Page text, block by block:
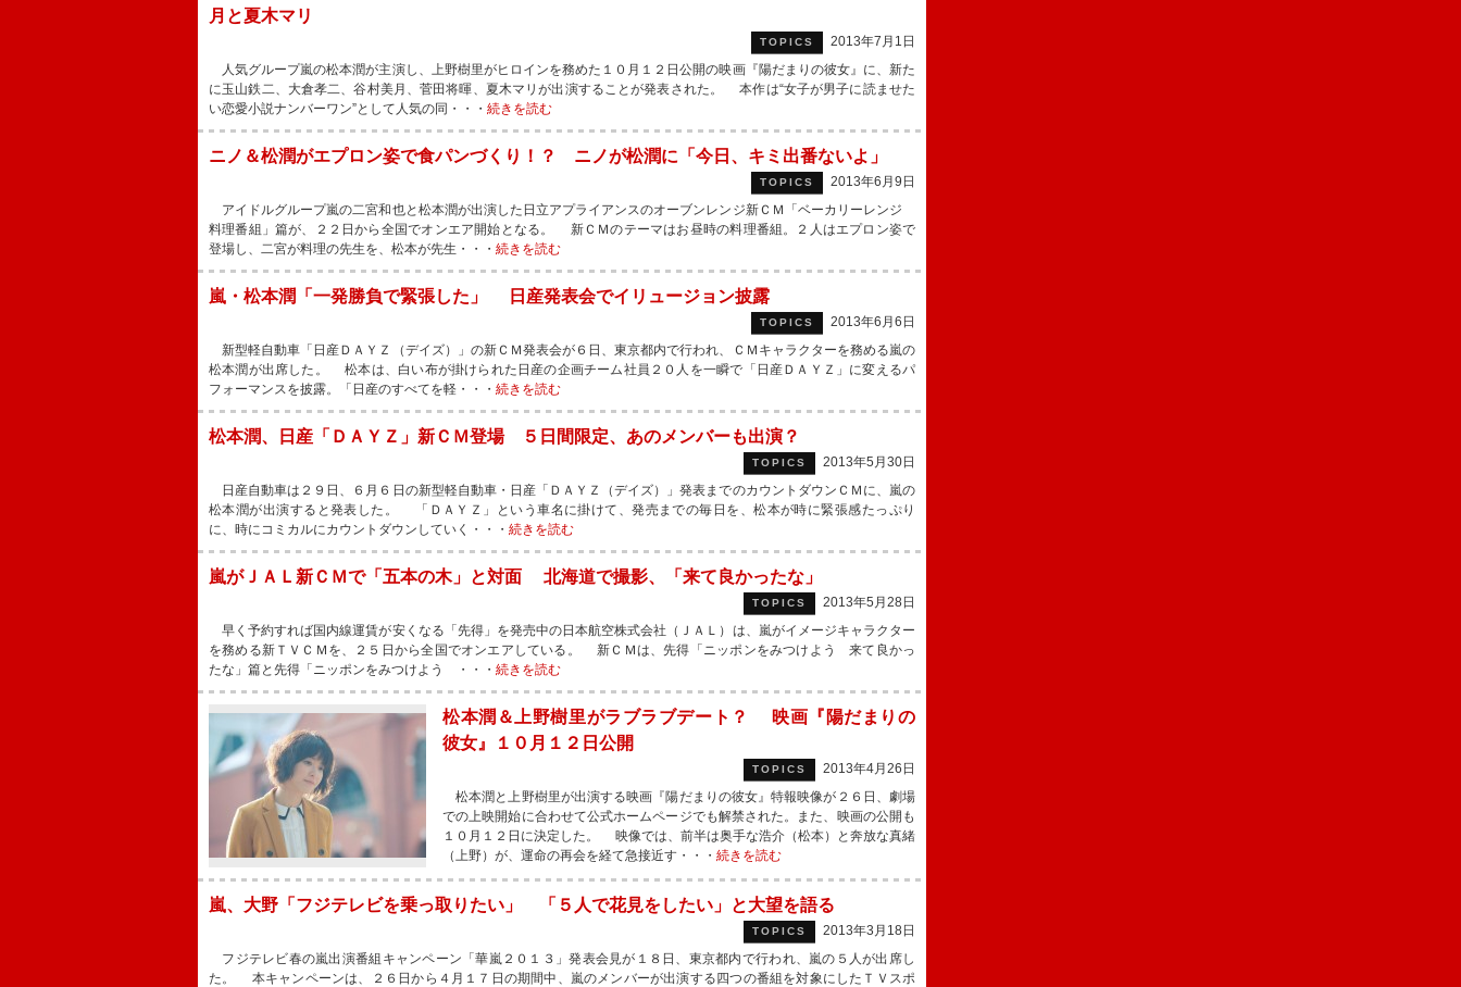
月と夏木マリ
TOPICS
2013年7月1日
人気グループ嵐の松本潤が主演し、上野樹里がヒロインを務めた１０月１２日公開の映画『陽だまりの彼女』に、新た
に玉山鉄二、大倉孝二、谷村美月、菅田将暉、夏木マリが出演することが発表された。 本作は“女子が男子に読ませた
い恋愛小説ナンバーワン”として人気の同・・・ 続きを読む
ニノ＆松潤がエプロン姿で食パンづくり！？ ニノが松潤に「今日、キミ出番ないよ」
TOPICS
2013年6月9日
アイドルグループ嵐の二宮和也と松本潤が出演した日立アプライアンスのオーブンレンジ新ＣＭ「ベーカリーレンジ
料理番組」篇が、２２日から全国でオンエア開始となる。 新ＣＭのテーマはお昼時の料理番組。２人はエプロン姿で
登場し、二宮が料理の先生を、松本が先生・・・ 続きを読む
嵐・松本潤「一発勝負で緊張した」 日産発表会でイリュージョン披露
TOPICS
2013年6月6日
新型軽自動車「日産ＤＡＹＺ（デイズ）」の新ＣＭ発表会が６日、東京都内で行われ、ＣＭキャラクターを務める嵐の
松本潤が出席した。 松本は、白い布が掛けられた日産の企画チーム社員２０人を一瞬で「日産ＤＡＹＺ」に変えるパ
フォーマンスを披露。「日産のすべてを軽・・・ 続きを読む
松本潤、日産「ＤＡＹＺ」新ＣＭ登場 ５日間限定、あのメンバーも出演？
TOPICS
2013年5月30日
日産自動車は２９日、６月６日の新型軽自動車・日産「ＤＡＹＺ（デイズ）」発表までのカウントダウンＣＭに、嵐の
松本潤が出演すると発表した。 「ＤＡＹＺ」という車名に掛けて、発売までの毎日を、松本が時に緊張感たっぷり
に、時にコミカルにカウントダウンしていく・・・ 続きを読む
嵐がＪＡＬ新ＣＭで「五本の木」と対面 北海道で撮影、「来て良かったな」
TOPICS
2013年5月28日
早く予約すれば国内線運賃が安くなる「先得」を発売中の日本航空株式会社（ＪＡＬ）は、嵐がイメージキャラクター
を務める新ＴＶＣＭを、２５日から全国でオンエアしている。 新ＣＭは、先得「ニッポンをみつけよう 来て良かっ
たな」篇と先得「ニッポンをみつけよう ・・・ 続きを読む
松本潤＆上野樹里がラブラブデート？ 映画『陽だまりの
彼女』１０月１２日公開
TOPICS
2013年4月26日
松本潤と上野樹里が出演する映画『陽だまりの彼女』特報映像が２６日、劇場
での上映開始に合わせて公式ホームページでも解禁された。また、映画の公開も
１０月１２日に決定した。 映像では、前半は奥手な浩介（松本）と奔放な真緒
（上野）が、運命の再会を経て急接近す・・・ 続きを読む
嵐、大野「フジテレビを乗っ取りたい」 「５人で花見をしたい」と大望を語る
TOPICS
2013年3月18日
フジテレビ春の嵐出演番組キャンペーン「華嵐２０１３」発表会見が１８日、東京都内で行われ、嵐の５人が出席し
た。 本キャンペーンは、２６日から４月１７日の期間中、嵐のメンバーが出演する四つの番組を対象にしたＴＶスポ